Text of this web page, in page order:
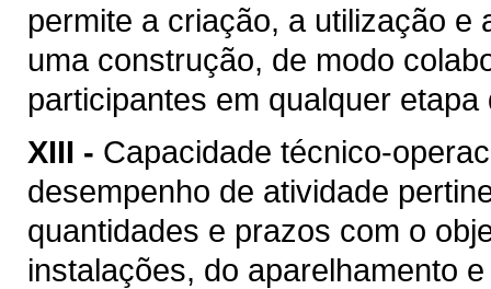
permite a criação, a utilização e
uma construção, de modo
participantes em qualquer
XIII - Capacidade técnico-
desempenho de atividade
quantidades e prazos com o
instalações, do aparelhamento